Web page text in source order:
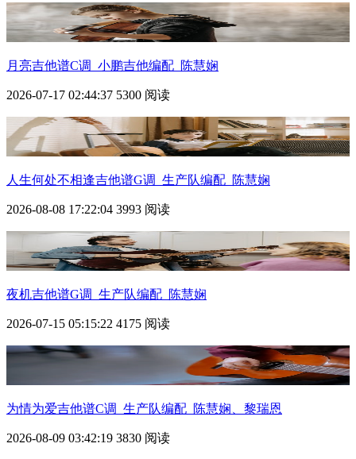
月亮吉他谱C调_小鹏吉他编配_陈慧娴
2026-07-17 02:44:37 5300 阅读
人生何处不相逢吉他谱G调_生产队编配_陈慧娴
2026-08-08 17:22:04 3993 阅读
夜机吉他谱G调_生产队编配_陈慧娴
2026-07-15 05:15:22 4175 阅读
为情为爱吉他谱C调_生产队编配_陈慧娴、黎瑞恩
2026-08-09 03:42:19 3830 阅读